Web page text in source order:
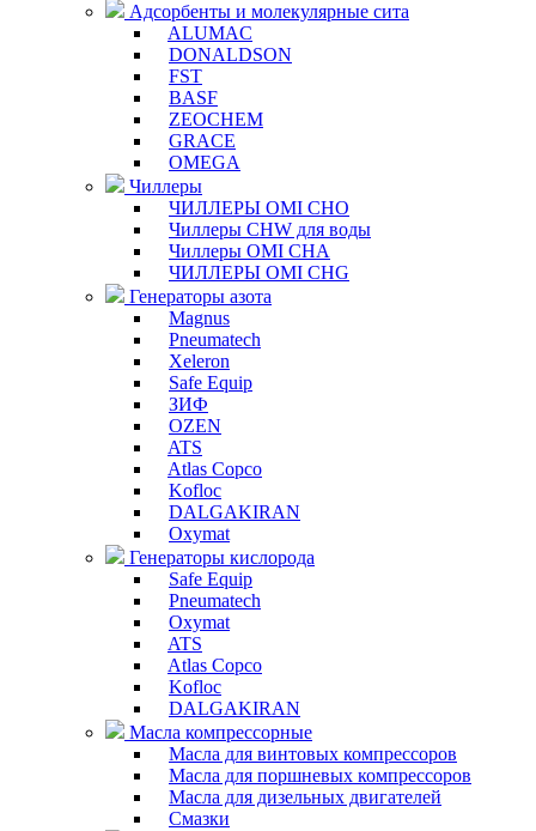
Адсорбенты и молекулярные сита
ALUMAC
DONALDSON
FST
BASF
ZEOCHEM
GRACE
OMEGA
Чиллеры
ЧИЛЛЕРЫ OMI CHO
Чиллеры CHW для воды
Чиллеры OMI CHA
ЧИЛЛЕРЫ OMI CHG
Генераторы азота
Magnus
Pneumatech
Xeleron
Safe Equip
ЗИФ
OZEN
ATS
Atlas Copco
Kofloc
DALGAKIRAN
Oxymat
Генераторы кислорода
Safe Equip
Pneumatech
Oxymat
ATS
Atlas Copco
Kofloc
DALGAKIRAN
Масла компрессорные
Масла для винтовых компрессоров
Масла для поршневых компрессоров
Масла для дизельных двигателей
Смазки